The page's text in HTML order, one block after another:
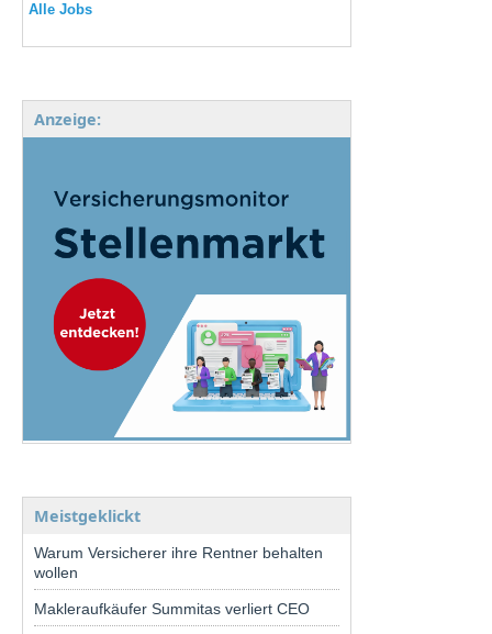
Alle Jobs
Anzeige:
Meistgeklickt
Warum Versicherer ihre Rentner behalten
wollen
Makleraufkäufer Summitas verliert CEO